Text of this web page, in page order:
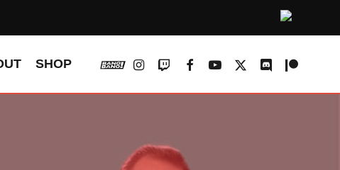
SHOP vk instagram
twitchfacebookyoutube
x-
discordpatreon